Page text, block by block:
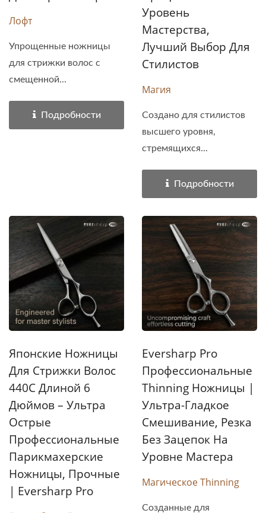
Лофт
Упрощенные ножницы
для стрижки волос с
смещенной...
Подробности
Уровень
Мастерства,
Лучший Выбор Для
Стилистов
Магия
Создано для стилистов
высшего уровня,
стремящихся...
Подробности
Японские Ножницы
Для Стрижки Волос
440C Длиной 6
Дюймов – Ультра
Острые
Профессиональные
Парикмахерские
Ножницы, Прочные
| Eversharp Pro
Eversharp Pro
Профессиональные
Thinning Ножницы |
Ультра-Гладкое
Смешивание, Резка
Без Зацепок На
Уровне Мастера
Магическое Thinning
Созданные для